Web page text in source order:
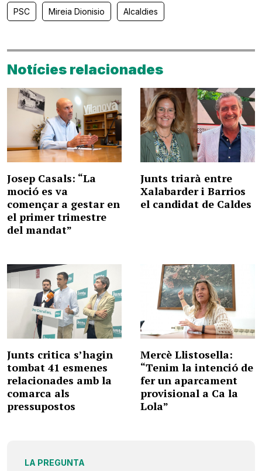
PSC Mireia Dionisio Alcaldies
Notícies relacionades
Josep Casals: “La
moció es va
començar a gestar en
el primer trimestre
del mandat”
Junts triarà entre
Xalabarder i Barrios
el candidat de Caldes
Junts critica s’hagin
tombat 41 esmenes
relacionades amb la
comarca als
pressupostos
Mercè Llistosella:
“Tenim la intenció de
fer un aparcament
provisional a Ca la
Lola”
LA PREGUNTA